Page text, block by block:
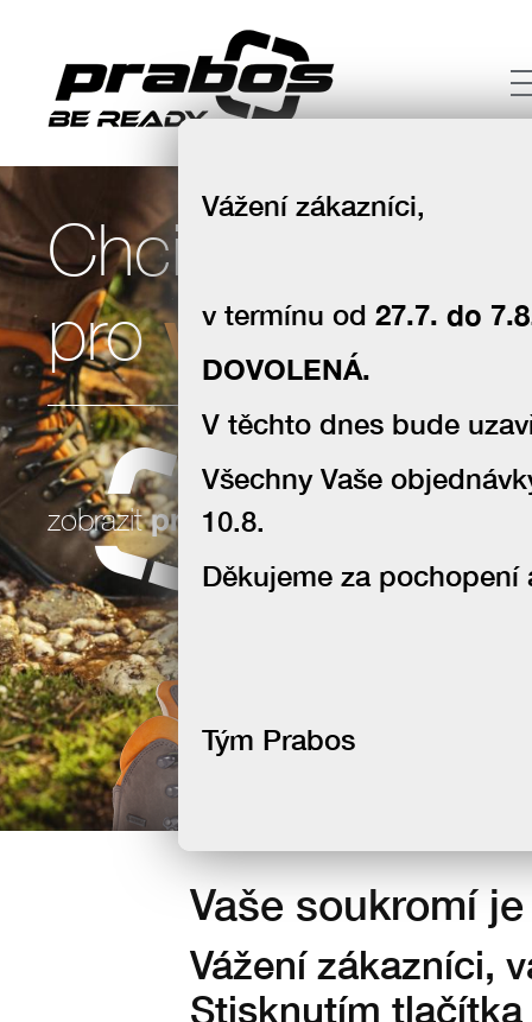
Vaše soukromí
Vážení zákazníci,
Stisknutím
Chci boty
provolný čas
zobrazitprodukty
Vážení zákazníci,
v termínu od 27.7. do 7.8
DOVOLENÁ.
V těchto dnes bude
Všechny Vaše
10.8.
Děkujeme za
Tým Prabos